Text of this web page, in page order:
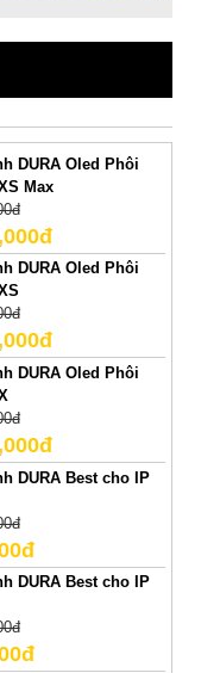
DURA Oled Phôi
Max
DURA Oled Phôi
DURA Oled Phôi
DURA Best cho IP
DURA Best cho IP